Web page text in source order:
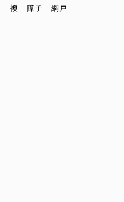
襖 障子 網戸